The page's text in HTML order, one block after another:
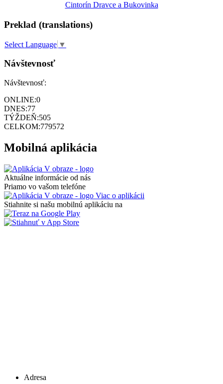
Cintorín Dravce a Bukovinka
Preklad (translations)
Select Language ▼
Návštevnosť
Návštevnosť:
ONLINE:0
DNES:77
TÝŽDEŇ:505
CELKOM:779572
Mobilná aplikácia
Aktuálne informácie od nás
Priamo vo vašom telefóne
Viac o aplikácii
Stiahnite si našu mobilnú aplikáciu na
Adresa